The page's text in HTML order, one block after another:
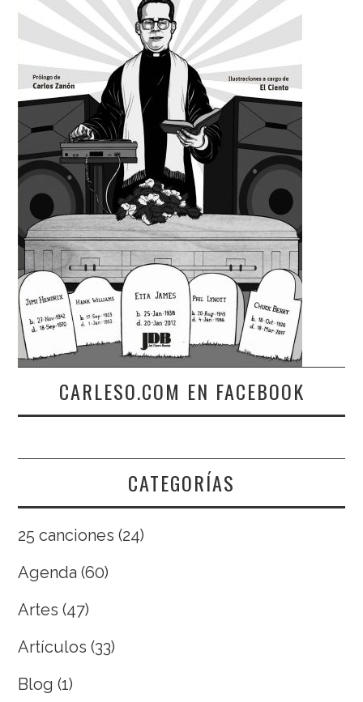
CARLESO.COM EN FACEBOOK
CATEGORÍAS
25 canciones (24)
Agenda (60)
Artes (47)
Artículos (33)
Blog (1)